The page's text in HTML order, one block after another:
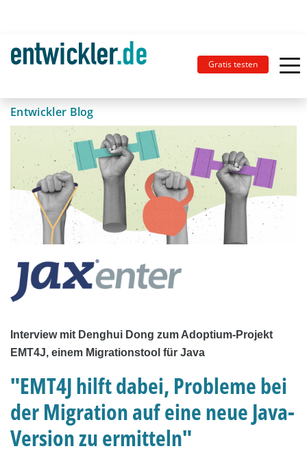
Gratis testen
Entwickler Blog
Interview mit Denghui Dong zum Adoptium-Projekt
EMT4J, einem Migrationstool für Java
"EMT4J hilft dabei, Probleme bei
der Migration auf eine neue Java-
Version zu ermitteln"